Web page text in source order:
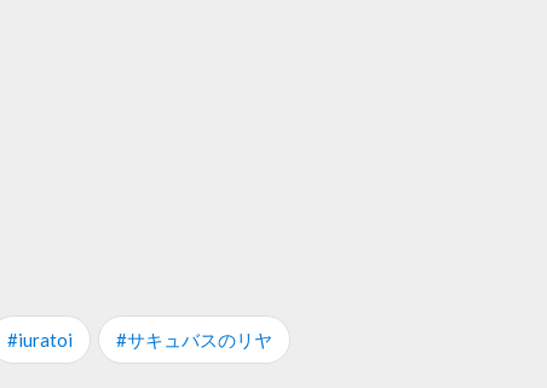
#iuratoi #サキュバスのリヤ